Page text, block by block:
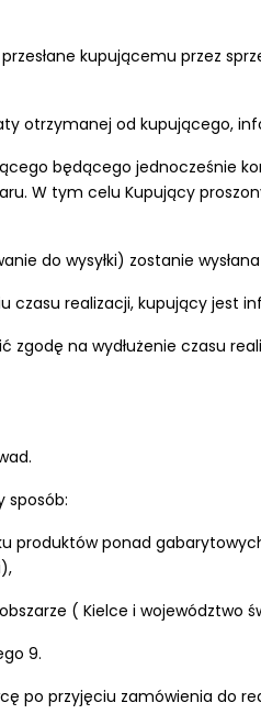
kupującemu przez
otrzymanej od kupującego,
będącego jednocześnie
W tym celu Kupujący
do wysyłki) zostanie
czasu realizacji, kupujący jest
zgodę na wydłużenie czasu
sposób:
produktów ponad
( Kielce i województwo
9.
po przyjęciu zamówienia do